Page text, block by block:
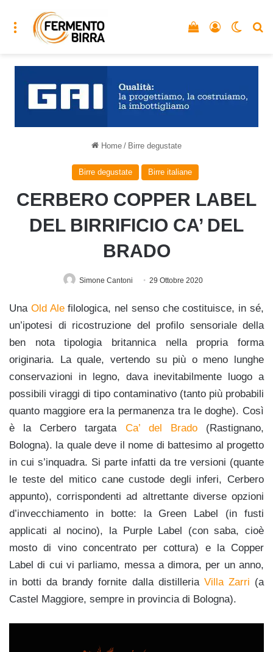
Menu Accedi
Vedi il carrello
Home / Birre degustate
Birre degustate Birre italiane
CERBERO COPPER LABEL
DEL BIRRIFICIO CA’ DEL
BRADO
Simone Cantoni 29 Ottobre 2020
Una Old Alefilologica, nel senso che costituisce, in sé,
un’ipotesi di ricostruzione del profilo sensoriale della
ben nota tipologia britannica nella propria forma
originaria. La quale, vertendo su più o meno lunghe
conservazioni in legno, dava inevitabilmente luogo a
possibili viraggi di tipo contaminativo (tanto più probabili
quanto maggiore era la permanenza tra le doghe). Così
è la Cerbero targata Ca’ del Brado(Rastignano,
Bologna). la quale deve il nome di battesimo al progetto
in cui s’inquadra. Si parte infatti da tre versioni (quante
le teste del mitico cane custode degli inferi, Cerbero
appunto), corrispondenti ad altrettante diverse opzioni
d’invecchiamento in botte: la Green Label (in fusti
applicati al nocino), la Purple Label (con saba, cioè
mosto di vino concentrato per cottura) e la Copper
Label di cui vi parliamo, messa a dimora, per un anno,
in botti da brandy fornite dalla distilleria Villa Zarri (a
Castel Maggiore, sempre in provincia di Bologna).